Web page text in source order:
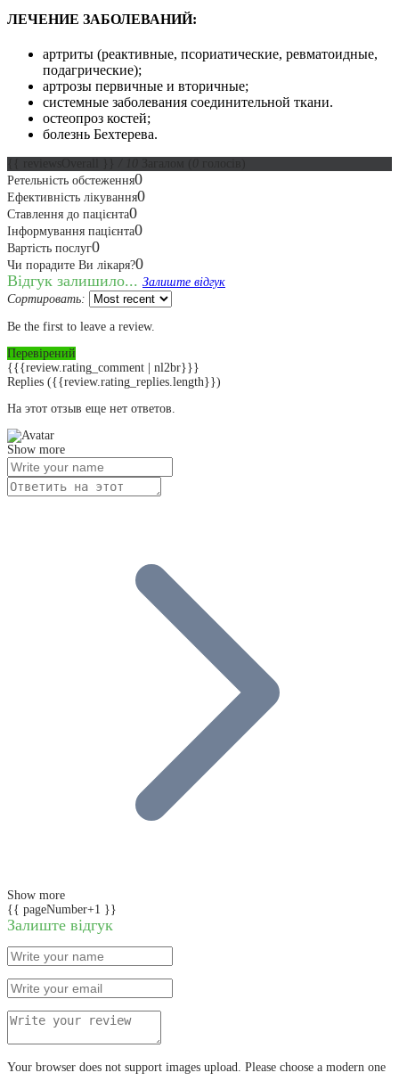
ЛЕЧЕНИЕ ЗАБОЛЕВАНИЙ:
артриты (реактивные, псориатические, ревматоидные,
подагрические);
артрозы первичные и вторичные;
системные заболевания соединительной ткани.
остеопроз костей;
болезнь Бехтерева.
Ретельність обстеження0
Ефективність лікування0
Ставлення до пацієнта0
Інформування пацієнта0
Вартість послуг0
Чи порадите Ви лікаря?0
Відгук залишило... Залиште відгук
Сортировать:
Be the first to leave a review.
Перевірений
{{{review.rating_comment | nl2br}}}
Replies ({{review.rating_replies.length}})
На этот отзыв еще нет ответов.
Show more
Show more
{{ pageNumber+1 }}
Залиште відгук
Your browser does not support images upload. Please choose a modern one